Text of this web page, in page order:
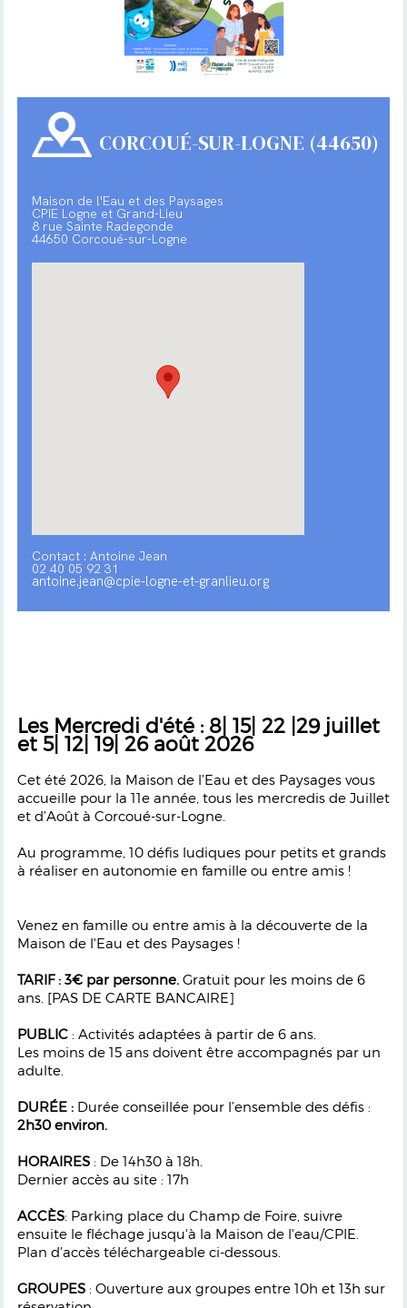
CORCOUÉ-SUR-LOGNE (44650)
Maison de l'Eau et des Paysages
CPIE Logne et Grand-Lieu
8 rue Sainte Radegonde
44650 Corcoué-sur-Logne
Contact : Antoine Jean
02 40 05 92 31
antoine.jean@cpie-logne-et-granlieu.org
Les Mercredi d'été : 8| 15| 22 |29 juillet
et 5| 12| 19| 26 août 2026
Cet été 2026, la Maison de l’Eau et des Paysages vous
accueille pour la 11e année, tous les mercredis de Juillet
et d’Août à Corcoué-sur-Logne.
Au programme, 10 défis ludiques pour petits et grands
à réaliser en autonomie en famille ou entre amis !
Venez en famille ou entre amis à la découverte de la
Maison de l'Eau et des Paysages !
TARIF : 3€ par personne. Gratuit pour les moins de 6
ans. [PAS DE CARTE BANCAIRE]
PUBLIC: Activités adaptées à partir de 6 ans.
Les moins de 15 ans doivent être accompagnés par un
adulte.
DURÉE : Durée conseillée pour l’ensemble des déﬁs :
2h30 environ.
HORAIRES: De 14h30 à 18h.
Dernier accès au site : 17h
ACCÈS: Parking place du Champ de Foire, suivre
ensuite le ﬂéchage jusqu'à la Maison de l'eau/CPIE.
Plan d'accès téléchargeable ci-dessous.
GROUPES : Ouverture aux groupes entre 10h et 13h sur